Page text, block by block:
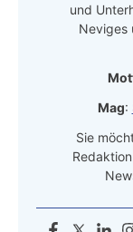
und
Neviges
Mag:
Sie